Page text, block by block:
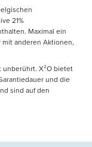
21%
Maximal ein
anderen Aktionen,
X²O bietet
und die
sind auf den